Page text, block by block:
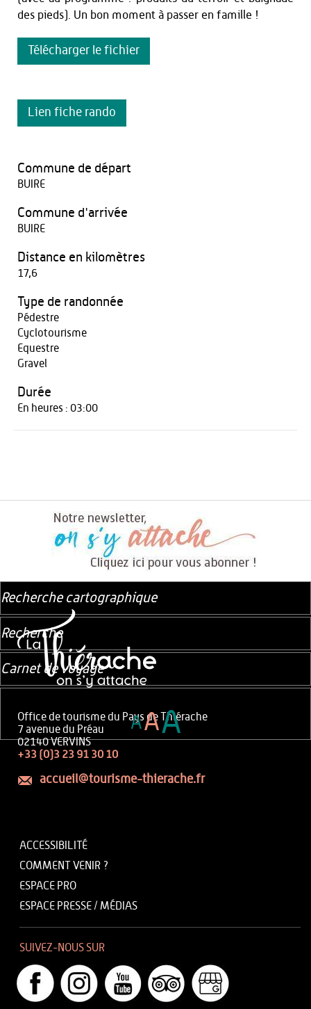
des pieds). Un bon moment à passer en famille !
Télécharger le fichier
Lien fiche rando
Commune de départ
BUIRE
Commune d'arrivée
BUIRE
Distance en kilomètres
17,6
Type de randonnée
Pédestre
Cyclotourisme
Equestre
Gravel
Durée
En heures : 03:00
Office de tourisme du Pays de Thiérache
7 avenue du Préau
02140 VERVINS
+33 (0)3 23 91 30 10
accueil@tourisme-thierache.fr
ACCESSIBILITÉ
COMMENT VENIR ?
ESPACE PRO
ESPACE PRESSE / MÉDIAS
SUIVEZ-NOUS SUR
Recherche cartographique
Recherche
Carnet de voyage
AAA